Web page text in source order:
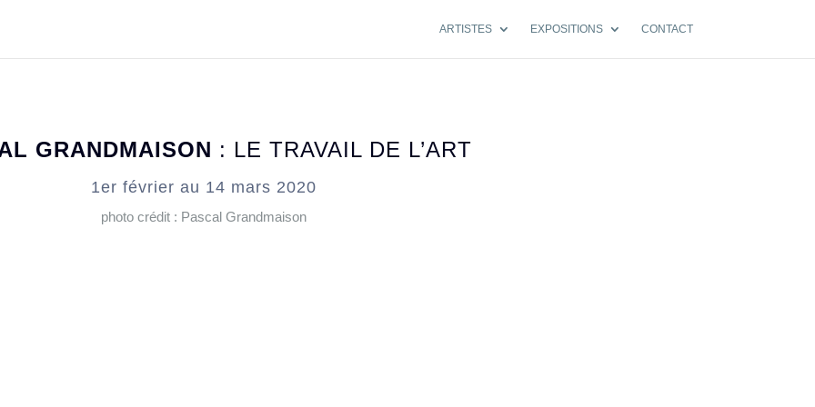
ARTISTES EXPOSITIONS CONTACT
GRANDMAISON : LE TRAVAIL DE L’ART
1er février au 14 mars 2020
photo crédit : Pascal Grandmaison